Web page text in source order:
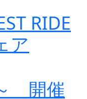
RIDE
ア
開催